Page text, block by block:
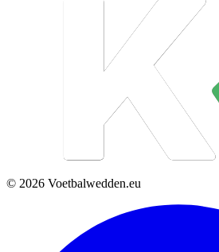
© 2026 Voetbalwedden.eu